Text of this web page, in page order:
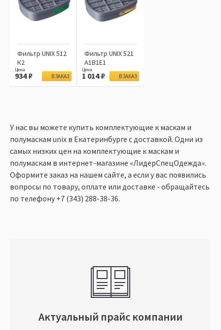
Фильтр UNIX 512
К2
934 В ЗАКАЗ
Фильтр UNIX 521
А1В1Е1
1 014 В ЗАКАЗ
У нас вы можете купить комплектующие к маскам и
полумаскам unix в Екатеринбурге c доставкой. Одни из
самых низких цен на комплектующие к маскам и
полумаскам в интернет-магазине «ЛидерСпецОдежда».
Оформите заказ на нашем сайте, а если у вас появились
вопросы по товару, оплате или доставке - обращайтесь
по телефону +7 (343) 288-38-36.
Актуальный прайс компании